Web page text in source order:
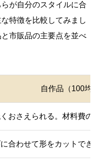
が自分のスタイルに合
特徴を比較してみまし
市販品の主要点を並べ
自作品（100均
おさえられる。材料費の
合わせて形をカットでき